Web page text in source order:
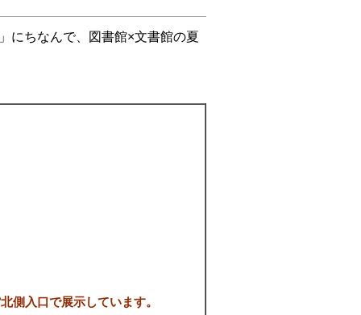
にちなんで、図書館×文書館の夏
側入口で展示しています。